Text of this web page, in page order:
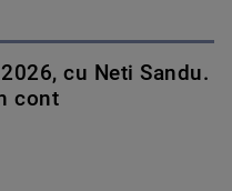
cu Neti Sandu.
cont